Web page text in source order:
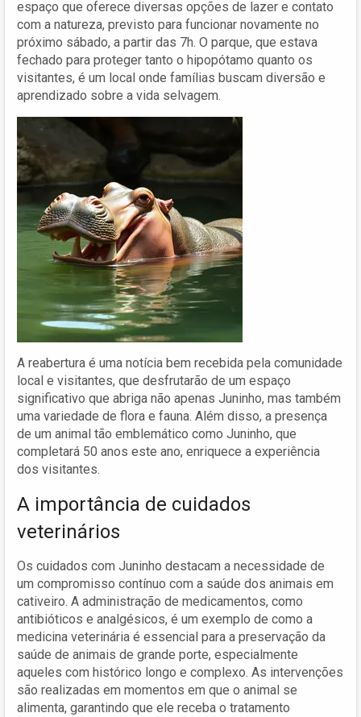
espaço que oferece diversas opções de lazer e contato
com a natureza, previsto para funcionar novamente no
próximo sábado, a partir das 7h. O parque, que estava
fechado para proteger tanto o hipopótamo quanto os
visitantes, é um local onde famílias buscam diversão e
aprendizado sobre a vida selvagem.
A reabertura é uma notícia bem recebida pela comunidade
local e visitantes, que desfrutarão de um espaço
significativo que abriga não apenas Juninho, mas também
uma variedade de flora e fauna. Além disso, a presença
de um animal tão emblemático como Juninho, que
completará 50 anos este ano, enriquece a experiência
dos visitantes.
A importância de cuidados
veterinários
Os cuidados com Juninho destacam a necessidade de
um compromisso contínuo com a saúde dos animais em
cativeiro. A administração de medicamentos, como
antibióticos e analgésicos, é um exemplo de como a
medicina veterinária é essencial para a preservação da
saúde de animais de grande porte, especialmente
aqueles com histórico longo e complexo. As intervenções
são realizadas em momentos em que o animal se
alimenta, garantindo que ele receba o tratamento